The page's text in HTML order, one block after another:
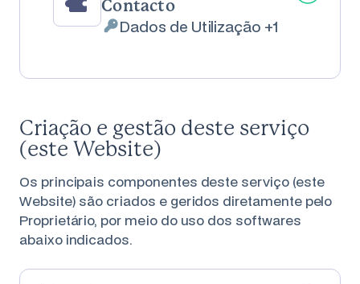
Contacto
Dados Pessoais tratados:
Dados de Utilização +1
Criação e gestão deste serviço
(este Website)
Os principais componentes deste serviço (este
Website) são criados e geridos diretamente pelo
Proprietário, por meio do uso dos softwares
abaixo indicados.